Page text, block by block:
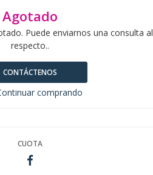
Agotado
Puede enviarnos una consulta al
respecto..
CONTÁCTENOS
comprando
CUOTA